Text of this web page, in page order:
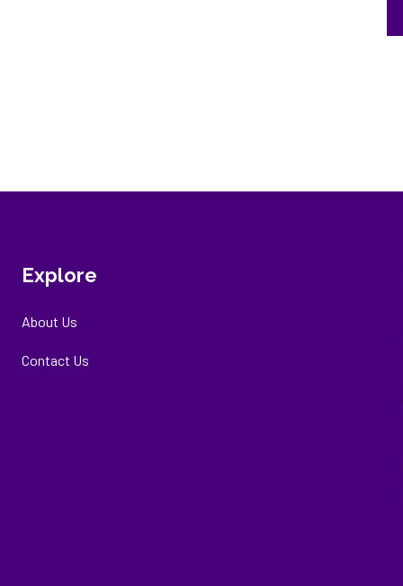
Explore
About Us
Contact Us